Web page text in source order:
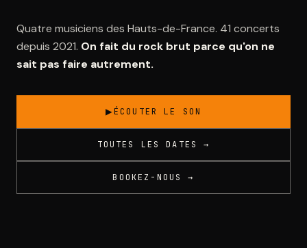
Quatre musiciens des Hauts-de-France. 41 concerts
depuis 2021. On fait du rock brut parce qu'on ne
sait pas faire autrement.
▶ÉCOUTER LE SON
TOUTES LES DATES →
BOOKEZ-NOUS →